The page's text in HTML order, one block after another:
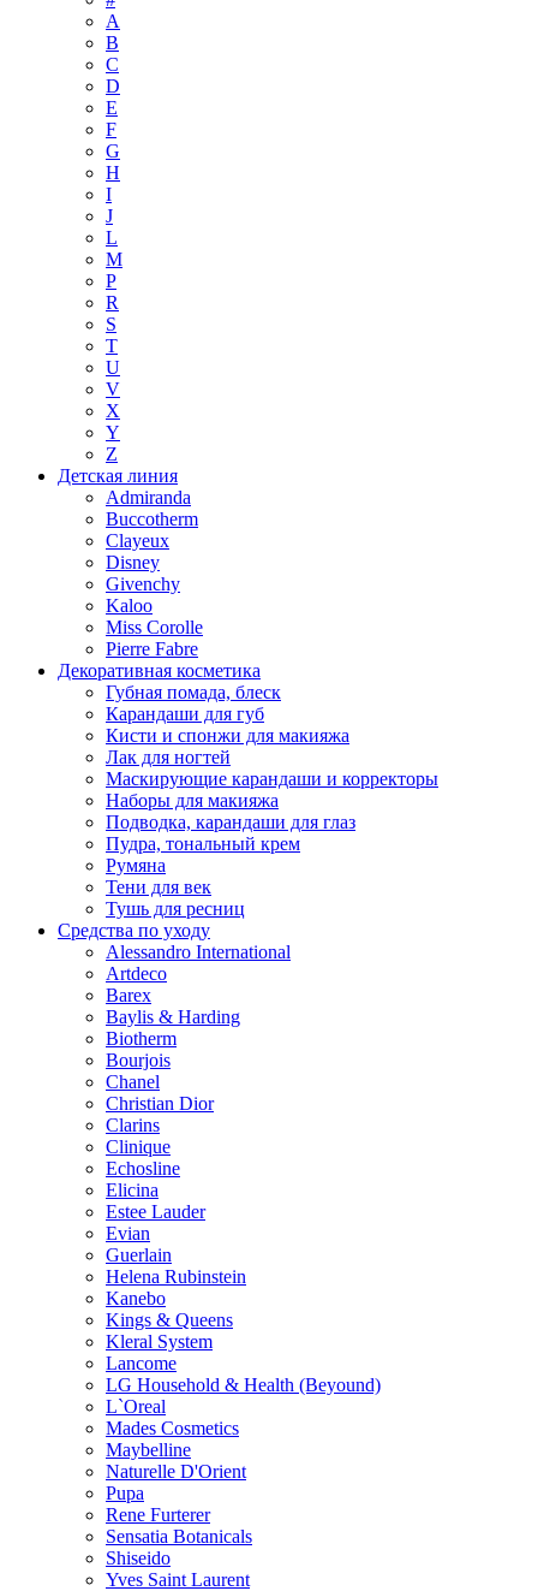
A
B
C
D
E
F
G
H
I
J
L
M
P
R
S
T
U
V
X
Y
Z
Детская линия
Admiranda
Buccotherm
Clayeux
Disney
Givenchy
Kaloo
Miss Corolle
Pierre Fabre
Декоративная косметика
Губная помада, блеск
Карандаши для губ
Кисти и спонжи для макияжа
Лак для ногтей
Маскирующие карандаши и корректоры
Наборы для макияжа
Подводка, карандаши для глаз
Пудра, тональный крем
Румяна
Тени для век
Тушь для ресниц
Средства по уходу
Alessandro International
Artdeco
Barex
Baylis & Harding
Biotherm
Bourjois
Chanel
Christian Dior
Clarins
Clinique
Echosline
Elicina
Estee Lauder
Evian
Guerlain
Helena Rubinstein
Kanebo
Kings & Queens
Kleral System
Lancome
LG Household & Health (Beyound)
L`Oreal
Mades Cosmetics
Maybelline
Naturelle D'Orient
Pupa
Rene Furterer
Sensatia Botanicals
Shiseido
Yves Saint Laurent